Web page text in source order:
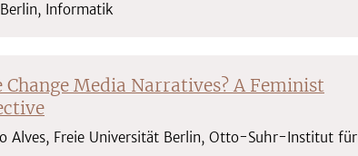
Informatik
Media Narratives? A Feminist
Alves, Freie Universität Berlin, Otto-Suhr-Institut für